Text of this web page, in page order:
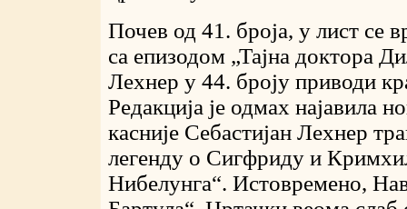
Почев од 41. броја, у лист се
са епизодом „Тајна доктора
Лехнер у 44. броју приводи
Редакција је одмах најавила
касније Себастијан Лехнер
легенду о Сигфриду и
Нибелунга“. Истовремено,